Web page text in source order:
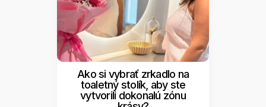
Ako si vybrať zrkadlo na
toaletný stolík, aby ste
vytvorili dokonalú zónu